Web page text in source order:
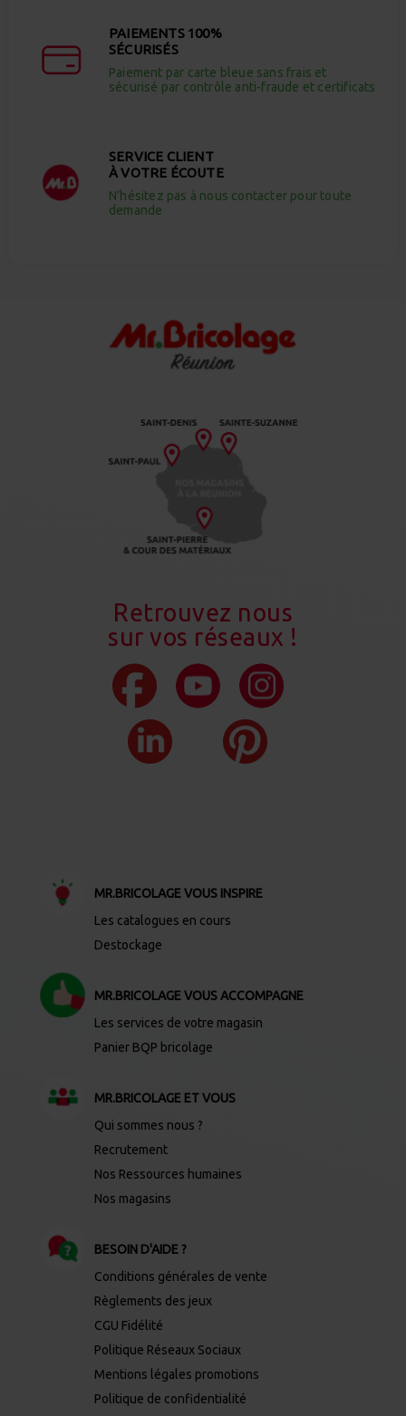
PAIEMENTS 100%
SÉCURISÉS
Paiement par carte bleue sans frais et
sécurisé par contrôle anti-fraude et certificats
SERVICE CLIENT
À VOTRE ÉCOUTE
N’hésitez pas à nous contacter pour toute
demande
Retrouvez nous
sur vos réseaux !
MR.BRICOLAGE VOUS INSPIRE
Les catalogues en cours
Destockage
MR.BRICOLAGE VOUS ACCOMPAGNE
Les services de votre magasin
Panier BQP bricolage
MR.BRICOLAGE ET VOUS
Qui sommes nous ?
Recrutement
Nos Ressources humaines
Nos magasins
BESOIN D'AIDE ?
Conditions générales de vente
Règlements des jeux
CGU Fidélité
Politique Réseaux Sociaux
Mentions légales promotions
Politique de confidentialité